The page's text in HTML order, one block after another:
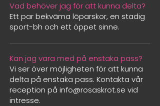
Vad behöver jag för att kunna delta?
Ett par bekväma löparskor, en stadig
sport-bh och ett öppet sinne.
Kan jag vara med på enstaka pass?
Vi ser över möjligheten för att kunna
delta på enstaka pass. Kontakta vår
reception på info@rosaskrot.se vid
intresse.